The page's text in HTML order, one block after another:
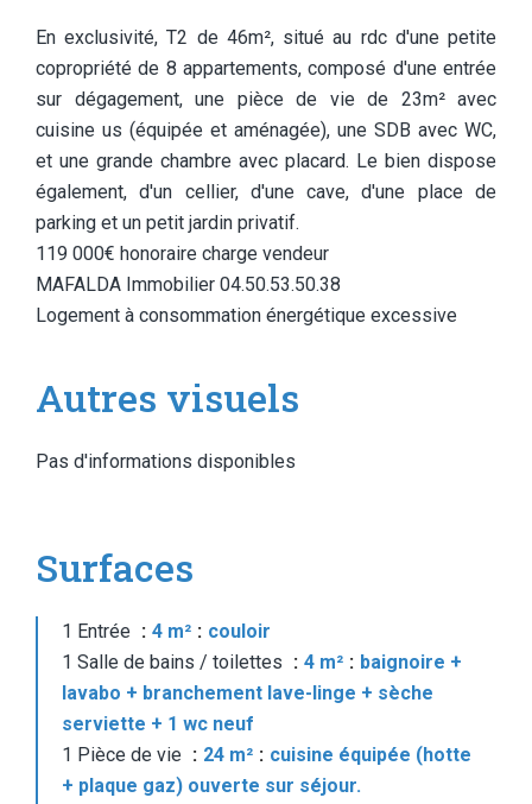
En exclusivité, T2 de 46m², situé au rdc d'une petite
copropriété de 8 appartements, composé d'une entrée
sur dégagement, une pièce de vie de 23m² avec
cuisine us (équipée et aménagée), une SDB avec WC,
et une grande chambre avec placard. Le bien dispose
également, d'un cellier, d'une cave, d'une place de
parking et un petit jardin privatif.
119 000€ honoraire charge vendeur
MAFALDA Immobilier 04.50.53.50.38
Logement à consommation énergétique excessive
Autres visuels
Pas d'informations disponibles
Surfaces
1 Entrée 4 m²
couloir
1 Salle de bains / toilettes
4 m²
baignoire +
lavabo + branchement lave-linge + sèche
serviette + 1 wc neuf
1 Pièce de vie
24 m²
cuisine équipée (hotte
+ plaque gaz) ouverte sur séjour.